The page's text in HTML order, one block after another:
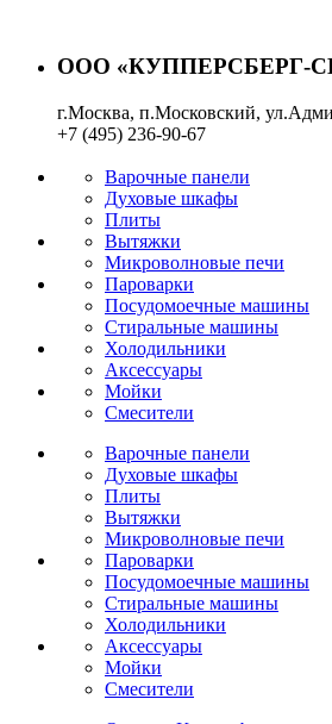
ООО «КУППЕРСБЕРГ-
г.Москва, п.Московский,
+7 (495) 236-90-67
Варочные панели
Духовые шкафы
Плиты
Вытяжки
Микроволновые печи
Пароварки
Посудомоечные машины
Стиральные машины
Холодильники
Аксессуары
Мойки
Cмесители
Варочные панели
Духовые шкафы
Плиты
Вытяжки
Микроволновые печи
Пароварки
Посудомоечные машины
Стиральные машины
Холодильники
Аксессуары
Мойки
Cмесители